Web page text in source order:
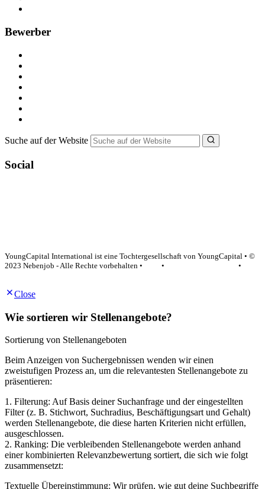
Bewerber
Suche auf der Website
Social
YoungCapital International ist eine Tochtergesellschaft von YoungCapital • ©
2023 Nebenjob - Alle Rechte vorbehalten •
•
•
Close
Wie sortieren wir Stellenangebote?
Sortierung von Stellenangeboten
Beim Anzeigen von Suchergebnissen wenden wir einen
zweistufigen Prozess an, um die relevantesten Stellenangebote zu
präsentieren:
1. Filterung: Auf Basis deiner Suchanfrage und der eingestellten
Filter (z. B. Stichwort, Suchradius, Beschäftigungsart und Gehalt)
werden Stellenangebote, die diese harten Kriterien nicht erfüllen,
ausgeschlossen.
2. Ranking: Die verbleibenden Stellenangebote werden anhand
einer kombinierten Relevanzbewertung sortiert, die sich wie folgt
zusammensetzt:
Textuelle Übereinstimmung: Wir prüfen, wie gut deine Suchbegriffe